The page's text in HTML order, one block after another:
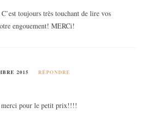
toujours très touchant de lire vos
engouement! MERCi!
2015 RÉPONDRE
pour le petit prix!!!!